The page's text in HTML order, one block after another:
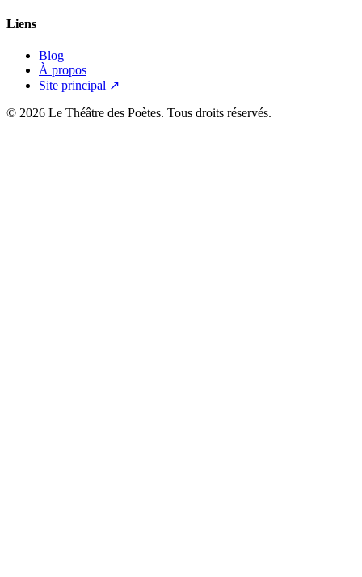
Liens
Blog
À propos
Site principal ↗
© 2026 Le Théâtre des Poètes. Tous droits réservés.